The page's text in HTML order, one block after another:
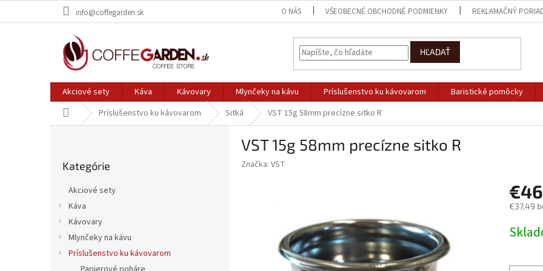
info@coffegarden.sk O NÁS VŠEOBECNÉ OBCHODNÉ PODMIENKY REKLAMAČNÝ
HĽADAŤ
Akciové sety Káva Kávovary Mlynčeky na kávu Príslušenstvo ku kávovarom Baristické pomôcky
DomovPríslušenstvo ku kávovarom Sitká VST 15g 58mm precízne sitko R
kategórie
Kategórie
Akciové sety
Káva
Kávovary
Mlynčeky na kávu
Príslušenstvo ku kávovarom
VST 15g 58mm precízne sitko R
Značka: VST
€37,49
cena: